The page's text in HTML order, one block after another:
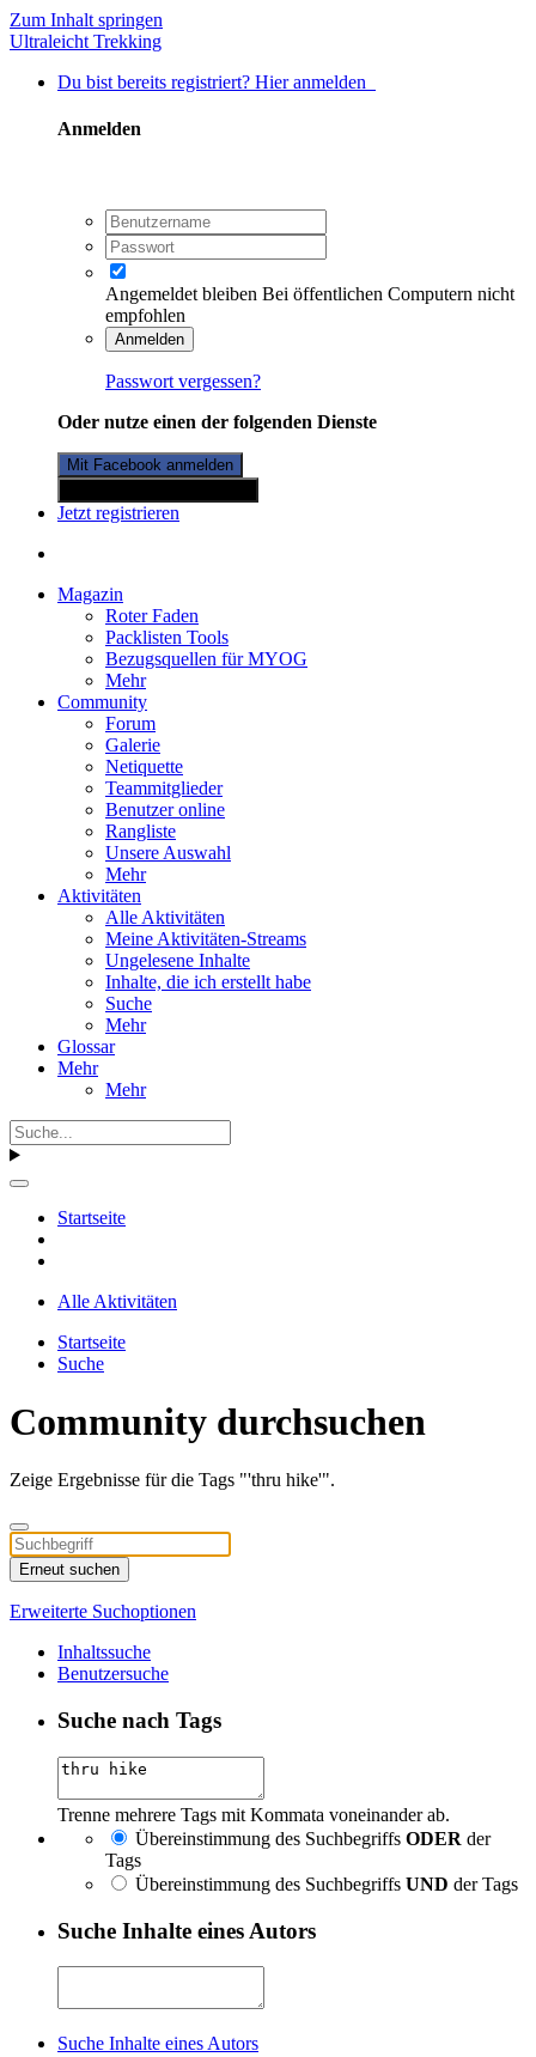
Zum Inhalt springen
Ultraleicht Trekking
Du bist bereits registriert? Hier anmelden
Anmelden
Angemeldet bleiben Bei öffentlichen Computern nicht
empfohlen
Anmelden
Passwort vergessen?
Oder nutze einen der folgenden Dienste
Mit Facebook anmelden
Jetzt registrieren
Magazin
Roter Faden
Packlisten Tools
Bezugsquellen für MYOG
Mehr
Community
Forum
Galerie
Netiquette
Teammitglieder
Benutzer online
Rangliste
Unsere Auswahl
Mehr
Aktivitäten
Alle Aktivitäten
Meine Aktivitäten-Streams
Ungelesene Inhalte
Inhalte, die ich erstellt habe
Suche
Mehr
Glossar
Mehr
Mehr
Startseite
Alle Aktivitäten
Startseite
Suche
Community durchsuchen
Zeige Ergebnisse für die Tags "'thru hike'".
Erneut suchen
Erweiterte Suchoptionen
Inhaltssuche
Benutzersuche
Suche nach Tags
Trenne mehrere Tags mit Kommata voneinander ab.
Übereinstimmung des Suchbegriffs ODER der
Tags
Übereinstimmung des Suchbegriffs UND der Tags
Suche Inhalte eines Autors
Suche Inhalte eines Autors